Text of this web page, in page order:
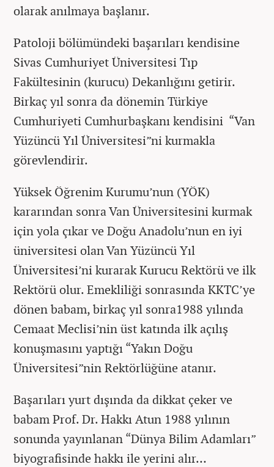
olarak anılmaya başlanır.
Patoloji bölümündeki başarıları kendisine
Sivas Cumhuriyet Üniversitesi Tıp
Fakültesinin (kurucu) Dekanlığını getirir.
Birkaç yıl sonra da dönemin Türkiye
Cumhuriyeti Cumhurbaşkanı kendisini “Van
Yüzüncü Yıl Üniversitesi”ni kurmakla
görevlendirir.
Yüksek Öğrenim Kurumu’nun (YÖK)
kararından sonra Van Üniversitesini kurmak
için yola çıkar ve Doğu Anadolu’nun en iyi
üniversitesi olan Van Yüzüncü Yıl
Üniversitesi’ni kurarak Kurucu Rektörü ve ilk
Rektörü olur. Emekliliği sonrasında KKTC’ye
dönen babam, birkaç yıl sonra1988 yılında
Cemaat Meclisi’nin üst katında ilk açılış
konuşmasını yaptığı “Yakın Doğu
Üniversitesi”nin Rektörlüğüne atanır.
Başarıları yurt dışında da dikkat çeker ve
babam Prof. Dr. Hakkı Atun 1988 yılının
sonunda yayınlanan “Dünya Bilim Adamları”
biyografisinde hakkı ile yerini alır…